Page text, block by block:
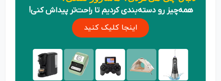
همه‌چیز رو دسته‌بندی کردیم تا راحت‌تر پیداش کنی!
اینجا کلیک کنید